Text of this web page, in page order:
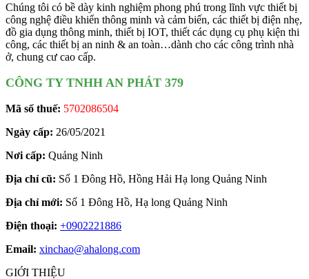
Chúng tôi có bề dày kinh nghiệm phong phú trong lĩnh vực thiết bị
công nghệ điều khiển thông minh và cảm biến, các thiết bị điện nhẹ,
đồ gia dụng thông minh, thiết bị IOT, thiết các dụng cụ phụ kiện thi
công, các thiết bị an ninh & an toàn…dành cho các công trình nhà
ở, chung cư cao cấp.
CÔNG TY TNHH AN PHÁT 379
Mã số thuế: 5702086504
Ngày cấp: 26/05/2021
Nơi cấp: Quảng Ninh
Địa chỉ cũ: Số 1 Đông Hồ, Hồng Hải Hạ long Quảng Ninh
Địa chỉ mới: Số 1 Đông Hồ, Hạ long Quảng Ninh
Điện thoại: +0902221886
Email: xinchao@ahalong.com
GIỚI THIỆU